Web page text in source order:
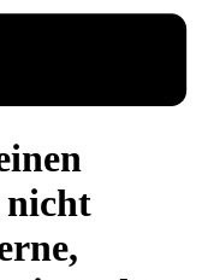
nicht